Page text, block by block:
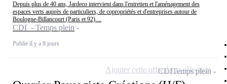
Depuis plus de 40 ans, Jardeco intervient dans l'entretien et l'aménagement des
espaces verts auprès de particuliers, de copropriétés et d'entreprises autour de
Boulogne-Billancourt (Paris et 92)....
CDI - Temps plein
Publié il y a 8 jours
CDITemps plein
Ajouter cette offre à ma sélection